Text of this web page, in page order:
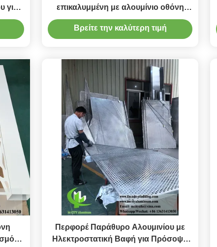
για
επικαλυμμένη με αλουμίνιο οθόνη
Μεταλλική οθόνη Laser Cut Panel
1000x2000mm
Βρείτε την καλύτερη τιμή
Περφορέ Παράθυρο Αλουμινίου με
Ηλεκτροστατική Βαφή για Πρόσοψη